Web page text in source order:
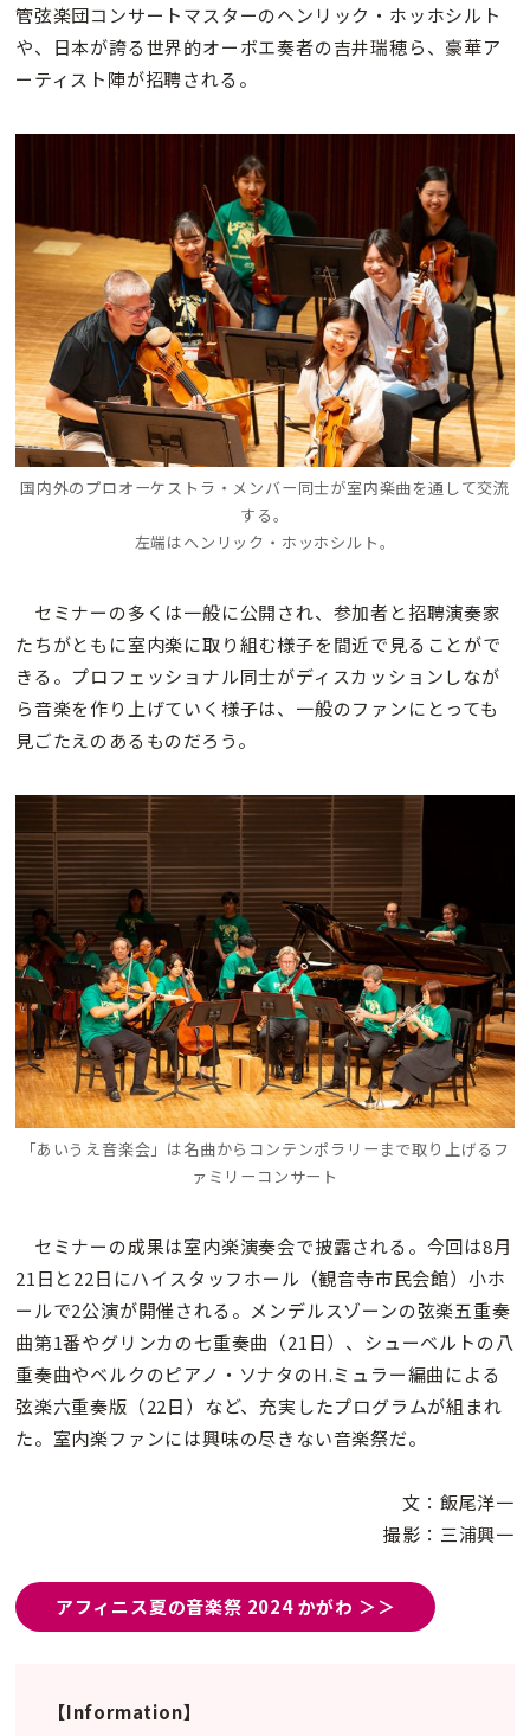
管弦楽団コンサートマスターのヘンリック・ホッホシルト
や、日本が誇る世界的オーボエ奏者の吉井瑞穂ら、豪華ア
ーティスト陣が招聘される。
国内外のプロオーケストラ・メンバー同士が室内楽曲を通して交流
する。
左端はヘンリック・ホッホシルト。
セミナーの多くは一般に公開され、参加者と招聘演奏家
たちがともに室内楽に取り組む様子を間近で見ることがで
きる。プロフェッショナル同士がディスカッションしなが
ら音楽を作り上げていく様子は、一般のファンにとっても
見ごたえのあるものだろう。
「あいうえ音楽会」は名曲からコンテンポラリーまで取り上げるフ
ァミリーコンサート
セミナーの成果は室内楽演奏会で披露される。今回は8月
21日と22日にハイスタッフホール（観音寺市民会館）小ホ
ールで2公演が開催される。メンデルスゾーンの弦楽五重奏
曲第1番やグリンカの七重奏曲（21日）、シューベルトの八
重奏曲やベルクのピアノ・ソナタのH.ミュラー編曲による
弦楽六重奏版（22日）など、充実したプログラムが組まれ
た。室内楽ファンには興味の尽きない音楽祭だ。
文：飯尾洋一
撮影：三浦興一
アフィニス夏の音楽祭 2024 かがわ ＞＞
【Information】